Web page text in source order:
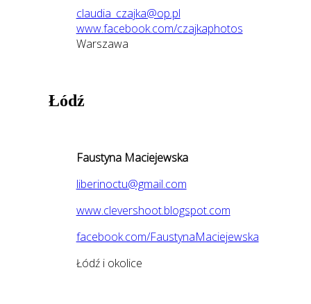
claudia_czajka@op.pl
www.facebook.com/czajkaphotos
Warszawa
Łódź
Faustyna Maciejewska
liberinoctu@gmail.com
www.clevershoot.blogspot.com
facebook.com/FaustynaMaciejewska
Łódź i okolice